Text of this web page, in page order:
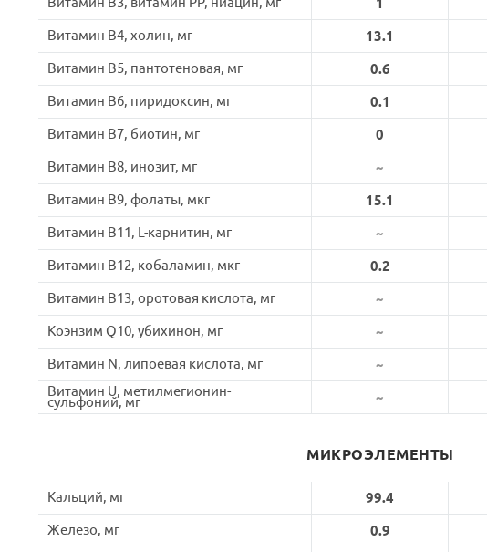
1
Витамин B4, холин, мг
13.1
Витамин B5, пантотеновая, мг
0.6
Витамин B6, пиридоксин, мг
0.1
Витамин B7, биотин, мг
0
Витамин B8, инозит, мг
~
Витамин B9, фолаты, мкг
15.1
Витамин B11, L-карнитин, мг
~
Витамин B12, кобаламин, мкг
0.2
Витамин B13, оротовая кислота, мг
~
Коэнзим Q10, убихинон, мг
~
Витамин N, липоевая кислота, мг
~
Витамин U, метилмегионин-
сульфоний, мг ~
МИКРОЭЛЕМЕНТЫ
Кальций, мг 99.4
Железо, мг
0.9